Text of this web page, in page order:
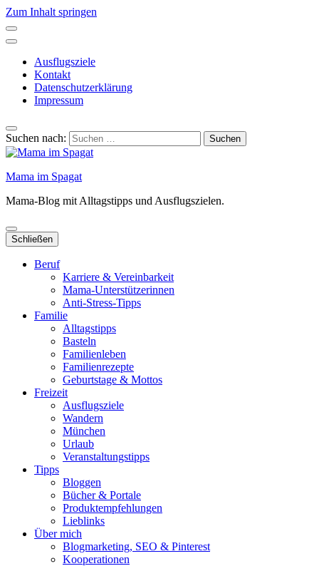
Zum Inhalt springen
Ausflugsziele
Kontakt
Datenschutzerklärung
Impressum
Suchen nach:
Mama im Spagat
Mama-Blog mit Alltagstipps und Ausflugszielen.
Schließen
Beruf
Karriere & Vereinbarkeit
Mama-Unterstützerinnen
Anti-Stress-Tipps
Familie
Alltagstipps
Basteln
Familienleben
Familienrezepte
Geburtstage & Mottos
Freizeit
Ausflugsziele
Wandern
München
Urlaub
Veranstaltungstipps
Tipps
Bloggen
Bücher & Portale
Produktempfehlungen
Lieblinks
Über mich
Blogmarketing, SEO & Pinterest
Kooperationen